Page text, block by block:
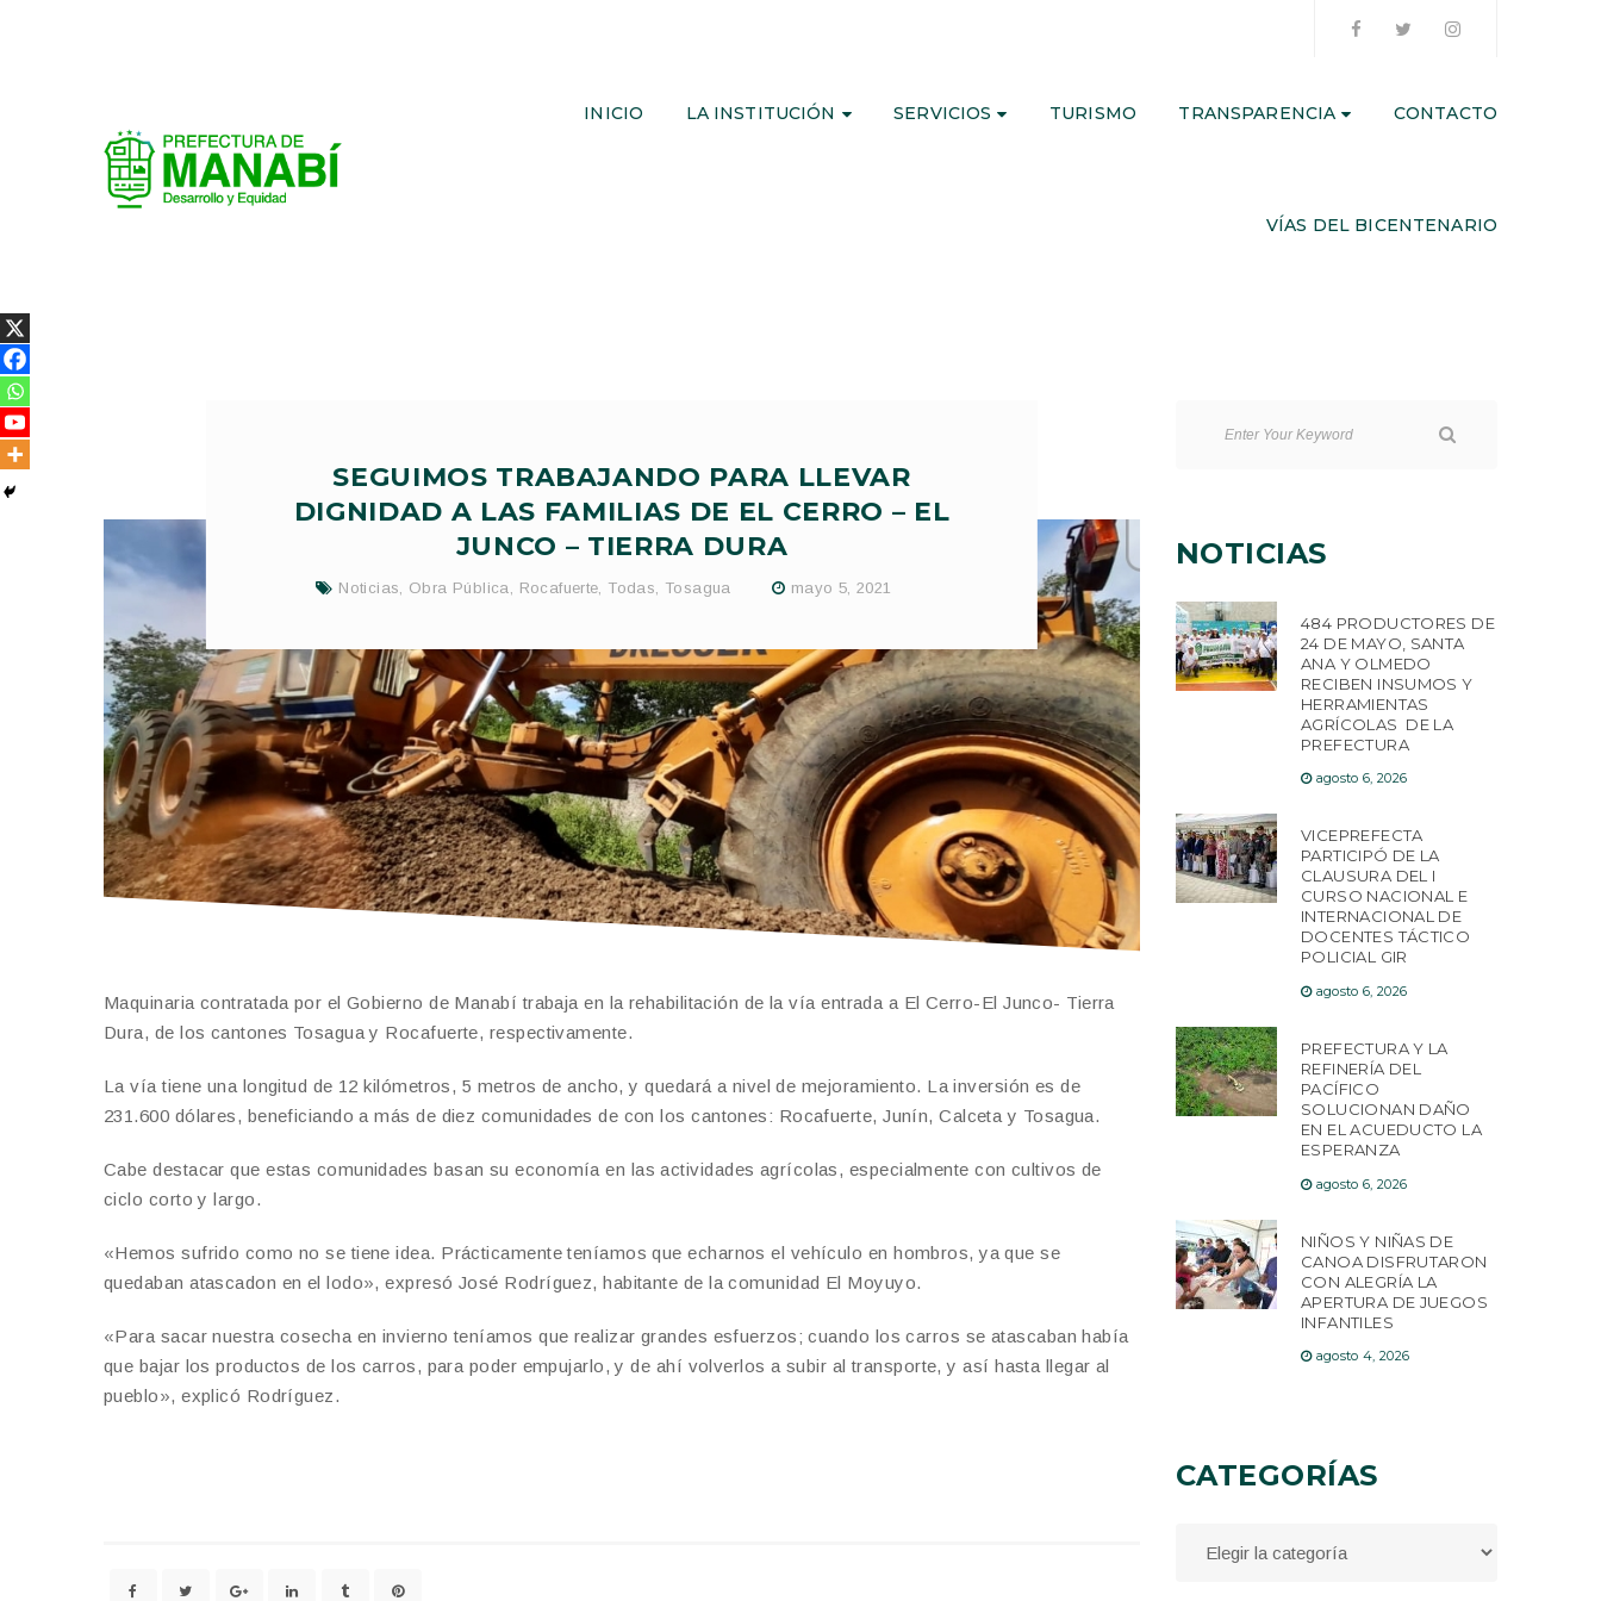
INICIO LA INSTITUCIÓN SERVICIOS TURISMO TRANSPARENCIA CONTACTO
VÍAS DEL BICENTENARIO
SEGUIMOS TRABAJANDO PARA LLEVAR
DIGNIDAD A LAS FAMILIAS DE EL CERRO – EL
JUNCO – TIERRA DURA
Noticias, Obra Pública, Rocafuerte, Todas, Tosagua mayo 5, 2021
Maquinaria contratada por el Gobierno de Manabí trabaja en la rehabilitación de la vía entrada a El Cerro-El Junco- Tierra
Dura, de los cantones Tosagua y Rocafuerte, respectivamente.
La vía tiene una longitud de 12 kilómetros, 5 metros de ancho, y quedará a nivel de mejoramiento. La inversión es de
231.600 dólares, beneficiando a más de diez comunidades de con los cantones: Rocafuerte, Junín, Calceta y Tosagua.
Cabe destacar que estas comunidades basan su economía en las actividades agrícolas, especialmente con cultivos de
ciclo corto y largo.
«Hemos sufrido como no se tiene idea. Prácticamente teníamos que echarnos el vehículo en hombros, ya que se
quedaban atascadon en el lodo», expresó José Rodríguez, habitante de la comunidad El Moyuyo.
«Para sacar nuestra cosecha en invierno teníamos que realizar grandes esfuerzos; cuando los carros se atascaban había
que bajar los productos de los carros, para poder empujarlo, y de ahí volverlos a subir al transporte, y así hasta llegar al
pueblo», explicó Rodríguez.
NOTICIAS
484 PRODUCTORES DE
24 DE MAYO, SANTA
ANA Y OLMEDO
RECIBEN INSUMOS Y
HERRAMIENTAS
AGRÍCOLAS DE LA
PREFECTURA
agosto 6, 2026
VICEPREFECTA
PARTICIPÓ DE LA
CLAUSURA DEL I
CURSO NACIONAL E
INTERNACIONAL DE
DOCENTES TÁCTICO
POLICIAL GIR
agosto 6, 2026
PREFECTURA Y LA
REFINERÍA DEL
PACÍFICO
SOLUCIONAN DAÑO
EN EL ACUEDUCTO LA
ESPERANZA
agosto 6, 2026
NIÑOS Y NIÑAS DE
CANOA DISFRUTARON
CON ALEGRÍA LA
APERTURA DE JUEGOS
INFANTILES
agosto 4, 2026
CATEGORÍAS